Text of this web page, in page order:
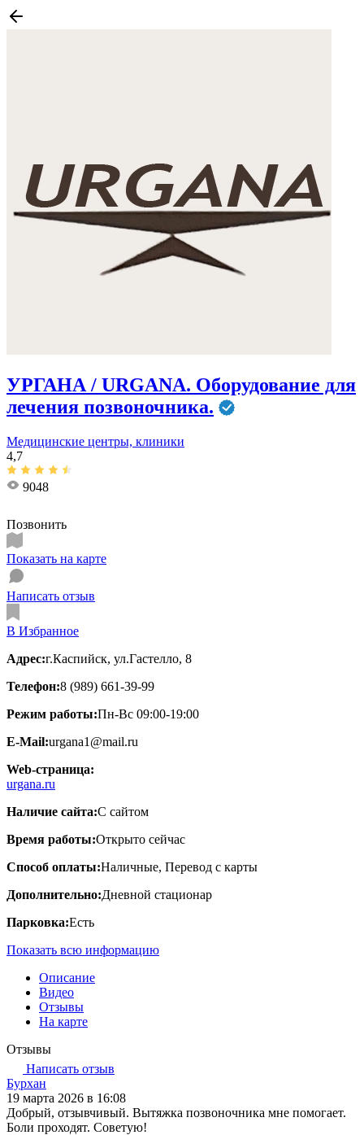
УРГАНА / URGANA. Оборудование для
лечения позвоночника.
Медицинские центры, клиники
4,7
9048
Позвонить
Показать на карте
Написать отзыв
В Избранное
Адрес:г.Каспийск, ул.Гастелло, 8
Телефон:8 (989) 661-39-99
Режим работы:Пн-Вс 09:00-19:00
E-Mail:urgana1@mail.ru
Web-страница:
urgana.ru
Наличие сайта:С сайтом
Время работы:Открыто сейчас
Способ оплаты:Наличные, Перевод с карты
Дополнительно:Дневной стационар
Парковка:Есть
Показать всю информацию
Описание
Видео
Отзывы
На карте
Отзывы
Написать отзыв
Бурхан
19 марта 2026 в 16:08
Добрый, отзывчивый. Вытяжка позвоночника мне помогает.
Боли проходят. Советую!